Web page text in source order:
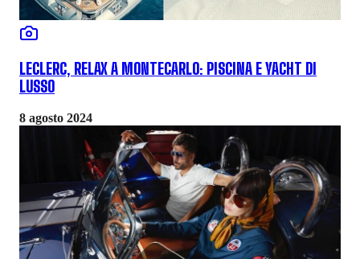
LECLERC, RELAX A MONTECARLO: PISCINA E YACHT DI
LUSSO
8 agosto 2024